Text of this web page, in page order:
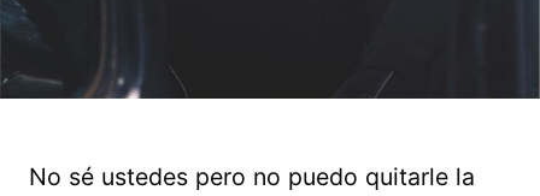
No sé ustedes pero no puedo quitarle la